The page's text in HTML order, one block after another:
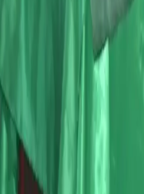
Copyright © 2016
Turbeler.org web
değiştirme, düzeltme
Gizlilik Politikası